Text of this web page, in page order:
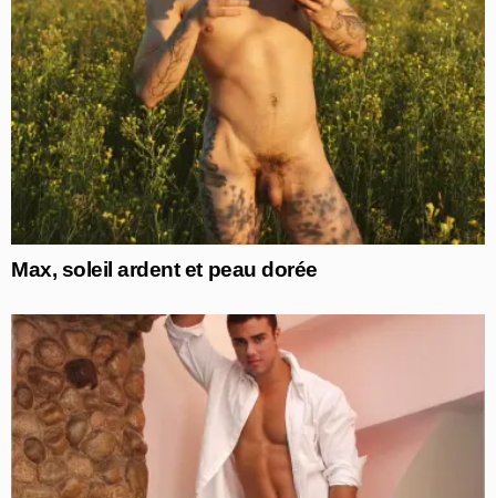
Max, soleil ardent et peau dorée